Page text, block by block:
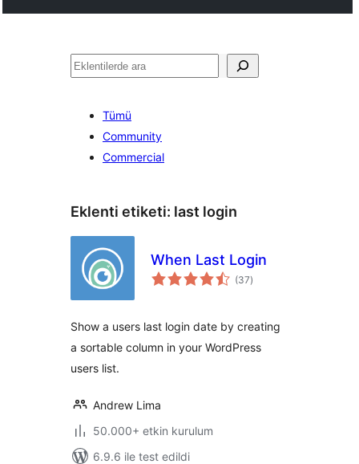
Ara
Tümü
Community
Commercial
Eklenti etiketi: last login
When Last Login
(37toplam
puan
)
Show a users last login date by creating
a sortable column in your WordPress
users list.
Andrew Lima
50.000+ etkin kurulum
6.9.6 ile test edildi